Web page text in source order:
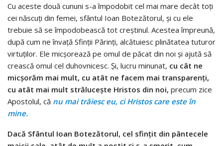
Cu aceste două cununi s-a împodobit cel mai mare decât toţi
cei născuţi din femei, sfântul Ioan Botezătorul, şi cu ele
trebuie să se împodobească tot creştinul. Acestea împreună,
după cum ne învaţă Sfinţii Părinţi, alcătuiesc plinătatea tutu­ror
virtuţilor. Ele micşorează pe omul de păcat din noi şi ajută să
crească omul cel duhovnicesc. Şi, lucru minunat, cu cât ne
micşorăm mai mult, cu atât ne facem mai transparenţi,
cu atât mai mult străluceşte Hristos din noi, precum zice
Apostolul, că nu mai trăiesc eu, ci Hristos care este în
mine.
Dacă Sfântul Ioan Botezătorul, cel sfinţit din pântecele